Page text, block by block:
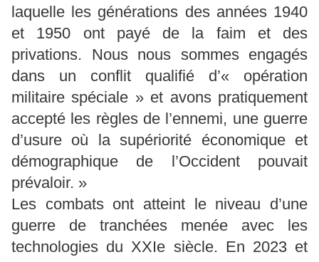
laquelle les générations des années 1940
et 1950 ont payé de la faim et des
privations. Nous nous sommes engagés
dans un conflit qualifié d’« opération
militaire spéciale » et avons pratiquement
accepté les règles de l’ennemi, une guerre
d’usure où la supériorité économique et
démographique de l’Occident pouvait
prévaloir. »
Les combats ont atteint le niveau d’une
guerre de tranchées menée avec les
technologies du XXIe siècle. En 2023 et